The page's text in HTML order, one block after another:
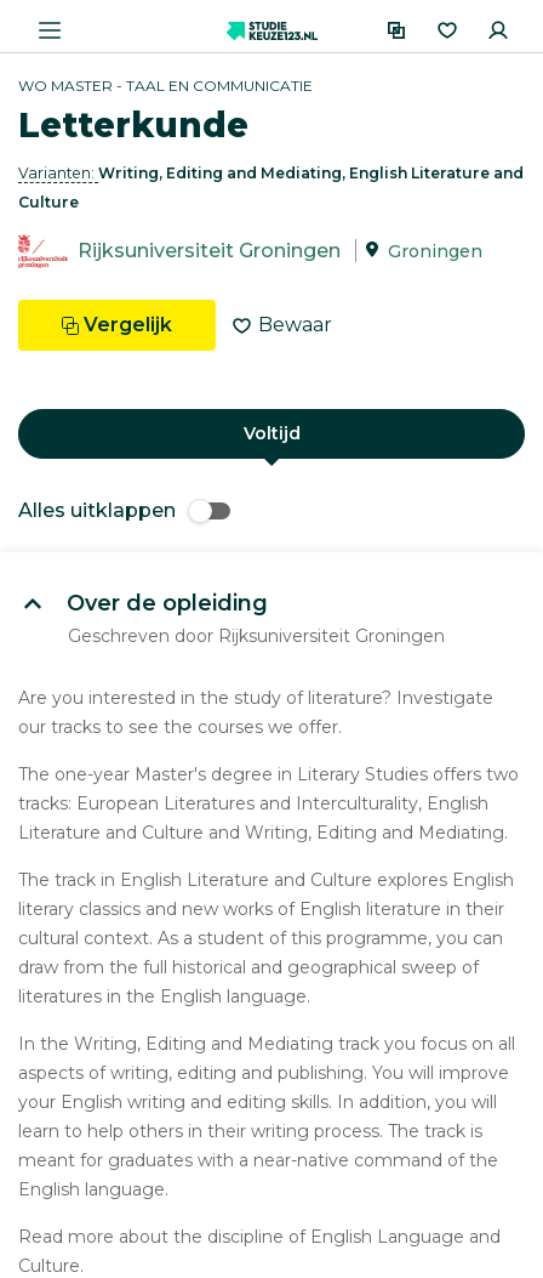
WO MASTER - TAAL EN COMMUNICATIE
Letterkunde
Varianten: Writing, Editing and Mediating, English Literature and
Culture
Rijksuniversiteit Groningen Groningen
Vergelijk Bewaar
Voltijd
Alles uitklappen
Over de opleiding
Geschreven door Rijksuniversiteit Groningen
Are you interested in the study of literature? Investigate
our tracks to see the courses we offer.
The one-year Master's degree in Literary Studies offers two
tracks: European Literatures and Interculturality, English
Literature and Culture and Writing, Editing and Mediating.
The track in English Literature and Culture explores English
literary classics and new works of English literature in their
cultural context. As a student of this programme, you can
draw from the full historical and geographical sweep of
literatures in the English language.
In the Writing, Editing and Mediating track you focus on all
aspects of writing, editing and publishing. You will improve
your English writing and editing skills. In addition, you will
learn to help others in their writing process. The track is
meant for graduates with a near-native command of the
English language.
Read more about the discipline of English Language and
Culture.